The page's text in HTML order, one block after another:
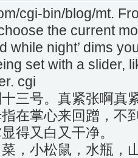
cgi-bin/blog/mt.
the current
while night’ dims
set with a slider,
cgi
三号。真紧张啊真
在掌心来回蹭，不
得又白又干净。
，小松鼠，水瓶，